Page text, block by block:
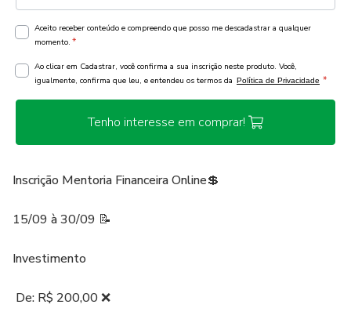
Aceito receber conteúdo e compreendo que posso me descadastrar a qualquer
momento. *
Ao clicar em Cadastrar, você confirma a sua inscrição neste produto. Você,
igualmente, confirma que leu, e entendeu os termos da Política de Privacidade *
Tenho interesse em comprar!
Inscrição Mentoria Financeira Online💲
15/09 à 30/09 📝
Investimento
De: R$ 200,00 ❌